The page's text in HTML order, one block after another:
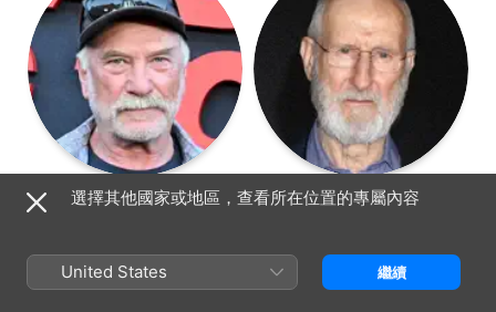
Ted Levine
Wheatley
James Cromwell
Benjamin Lockwood
選擇其他國家或地區，查看所在位置的專屬內容
United States 繼續